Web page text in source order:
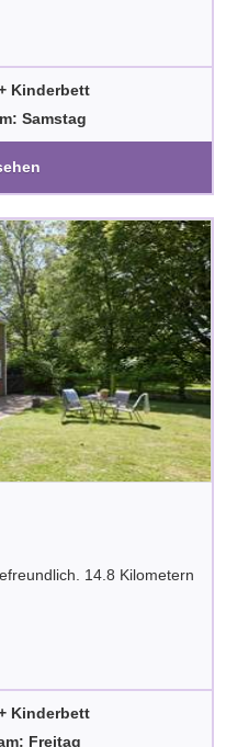
Kinderbett
Samstag
14.8 Kilometern
Kinderbett
Freitag